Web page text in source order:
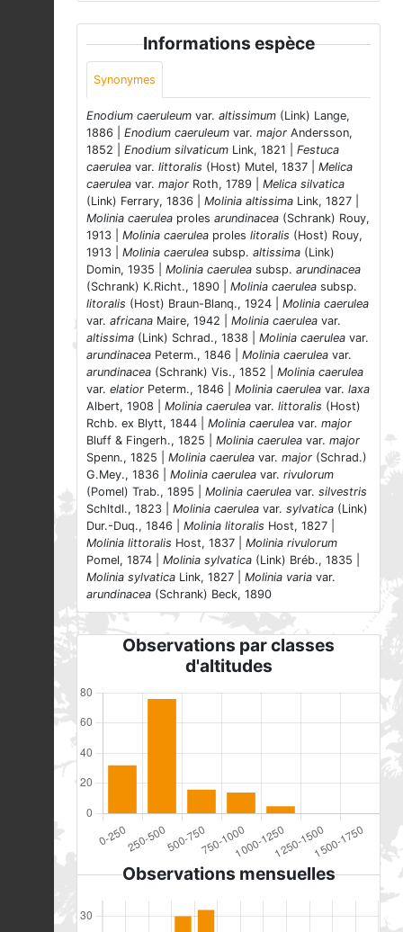
Informations espèce
Synonymes
Enodium caeruleum var. altissimum (Link) Lange,
1886 | Enodium caeruleum var. major Andersson,
1852 | Enodium silvaticum Link, 1821 | Festuca
caerulea var. littoralis (Host) Mutel, 1837 | Melica
caerulea var. major Roth, 1789 | Melica silvatica
(Link) Ferrary, 1836 | Molinia altissima Link, 1827 |
Molinia caerulea proles arundinacea (Schrank) Rouy,
1913 | Molinia caerulea proles litoralis (Host) Rouy,
1913 | Molinia caerulea subsp. altissima (Link)
Domin, 1935 | Molinia caerulea subsp. arundinacea
(Schrank) K.Richt., 1890 | Molinia caerulea subsp.
litoralis (Host) Braun-Blanq., 1924 | Molinia caerulea
var. africana Maire, 1942 | Molinia caerulea var.
altissima (Link) Schrad., 1838 | Molinia caerulea var.
arundinacea Peterm., 1846 | Molinia caerulea var.
arundinacea (Schrank) Vis., 1852 | Molinia caerulea
var. elatior Peterm., 1846 | Molinia caerulea var. laxa
Albert, 1908 | Molinia caerulea var. littoralis (Host)
Rchb. ex Blytt, 1844 | Molinia caerulea var. major
Bluff & Fingerh., 1825 | Molinia caerulea var. major
Spenn., 1825 | Molinia caerulea var. major (Schrad.)
G.Mey., 1836 | Molinia caerulea var. rivulorum
(Pomel) Trab., 1895 | Molinia caerulea var. silvestris
Schltdl., 1823 | Molinia caerulea var. sylvatica (Link)
Dur.-Duq., 1846 | Molinia litoralis Host, 1827 |
Molinia littoralis Host, 1837 | Molinia rivulorum
Pomel, 1874 | Molinia sylvatica (Link) Bréb., 1835 |
Molinia sylvatica Link, 1827 | Molinia varia var.
arundinacea (Schrank) Beck, 1890
Observations par classes
d'altitudes
Observations mensuelles